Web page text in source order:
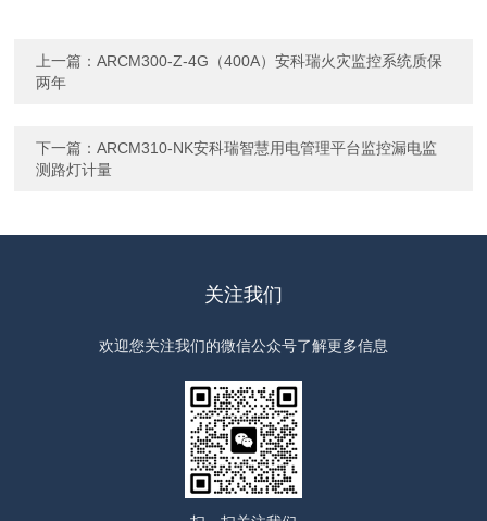
上一篇：ARCM300-Z-4G（400A）安科瑞火灾监控系统质保
两年
下一篇：ARCM310-NK安科瑞智慧用电管理平台监控漏电监
测路灯计量
关注我们
欢迎您关注我们的微信公众号了解更多信息